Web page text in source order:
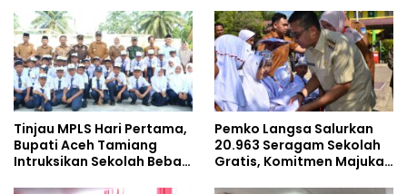
kepada Pelajar MPLS
Tinjau MPLS Hari Pertama,
Bupati Aceh Tamiang
Intruksikan Sekolah Bebas
Pemko Langsa Salurkan
20.963 Seragam Sekolah
Gratis, Komitmen Majukan